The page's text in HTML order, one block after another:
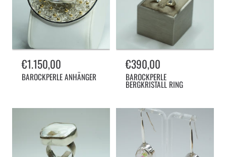
Normalpreis
€1.150,00
BAROCKPERLE ANHÄNGER
Normalpreis
€390,00
BAROCKPERLE
BERGKRISTALL RING